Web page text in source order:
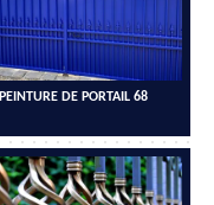
PEINTURE DE PORTAIL 68